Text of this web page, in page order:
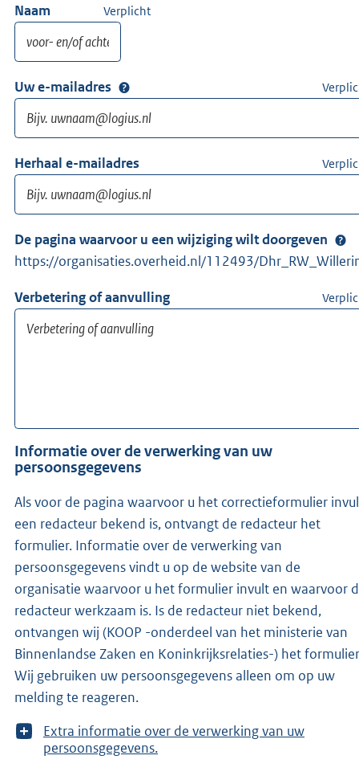
Naam Verplicht
Uw e-mailadres
Herhaal e-mailadres
De pagina waarvoor u een wijziging wilt doorgeven
https://organisaties.overheid.nl/112493/
Verbetering of aanvulling
Informatie over de verwerking van uw
persoonsgegevens
Als voor de pagina waarvoor u het correctieformulier
een redacteur bekend is, ontvangt de redacteur het
formulier. Informatie over de verwerking van
persoonsgegevens vindt u op de website van de
organisatie waarvoor u het formulier invult en waarvoor
redacteur werkzaam is. Is de redacteur niet bekend,
ontvangen wij (KOOP -onderdeel van het ministerie van
Binnenlandse Zaken en Koninkrijksrelaties-) het
Wij gebruiken uw persoonsgegevens alleen om op uw
melding te reageren.
T
o
Extra informatie over de verwerking van uw
persoonsgegevens.